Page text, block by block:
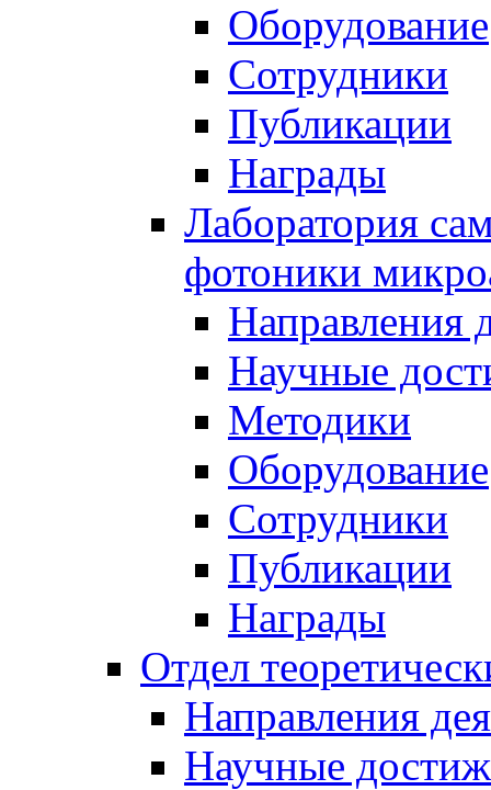
Оборудование
Сотрудники
Публикации
Награды
Лаборатория
фотоники
Направления
Научные
Методики
Оборудование
Сотрудники
Публикации
Награды
Отдел
Направления
Научные